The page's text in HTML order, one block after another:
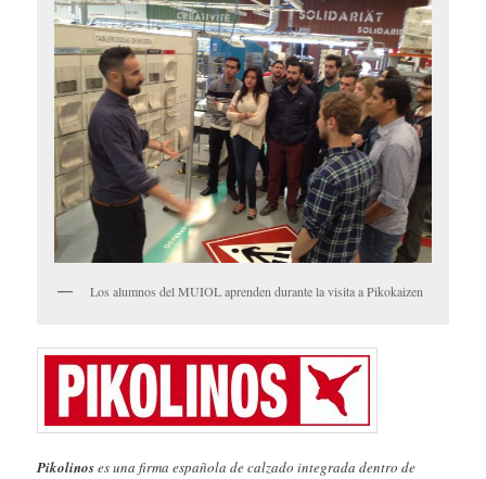
Los alumnos del MUIOL aprenden durante la visita a Pikokaizen
Pikolinoses una firma española de calzado integrada dentro de